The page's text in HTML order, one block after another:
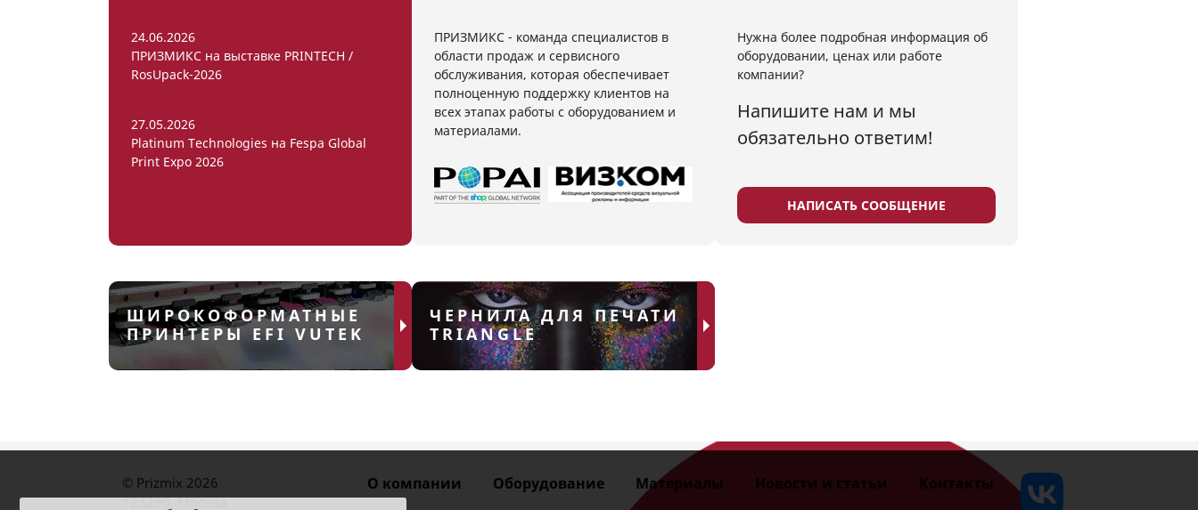
24.06.2026
ПРИЗМИКС на выставке PRINTECH /
RosUpack-2026
27.05.2026
Platinum Technologies на Fespa Global
Print Expo 2026
ПРИЗМИКС - команда специалистов в
области продаж и сервисного
обслуживания, которая обеспечивает
полноценную поддержку клиентов на
всех этапах работы с оборудованием и
материалами.
Нужна более подробная информация об
оборудовании, ценах или работе
компании?
Напишите нам и мы
обязательно ответим!
НАПИСАТЬ СООБЩЕНИЕ
ШИРОКОФОРМАТНЫЕ
ПРИНТЕРЫ EFI VUTEK
ЧЕРНИЛА ДЛЯ ПЕЧАТИ
TRIANGLE
© Prizmix 2026
123290,Москва,
О компании Оборудование Материалы Новости и статьи
Контакты